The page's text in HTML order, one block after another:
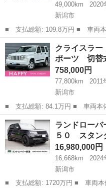
49,000km
2020
新潟市
■ 支払総額: 109.8万円 ■ 車両本体価格： 1,038,000 円 ■ メーカ
ー名： フィアット ■ 車種名
２ ポップ ミントグリーン（ボ
オーディオ...
新潟 新潟市 その他
クライスラー
ポーツ 切替
758,000円
77,800km
2011
新潟市
■ 支払総額: 84.1万円 ■ 車両本体価格： 758,000 円 ■ メーカー
名： クライスラー・ジープ ■
グレード名： スポーツ 切替
ドステップ ...
新潟 新潟市 その他
ランドロー
５０ スタン
16,980,000円
16,668km
2024
新潟市
■ 支払総額: 1720万円 ■ 車両本体価格： 16,980,000 円 ■ メーカ